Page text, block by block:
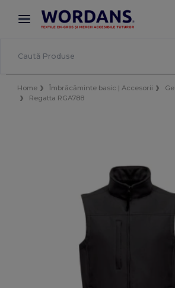
× Aplicația Wordans
Prețuri mai bune în aplicație!
Home Îmbrăcăminte basic | Accesorii
Regatta RGA788